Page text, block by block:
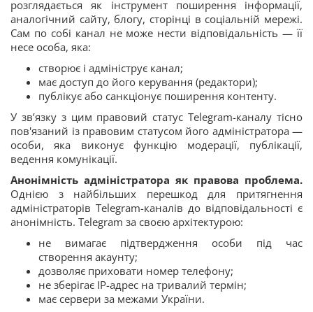
розглядається як інструмент поширення інформації,
аналогічний сайту, блогу, сторінці в соціальній мережі.
Сам по собі канал не може нести відповідальність — її
несе особа, яка:
створює і адмініструє канал;
має доступ до його керування (редактори);
публікує або санкціонує поширення контенту.
У зв’язку з цим правовий статус Telegram-каналу тісно
пов'язаний із правовим статусом його адміністратора —
особи, яка виконує функцію модерації, публікації,
ведення комунікації.
Анонімність адміністратора як правова проблема.
Однією з найбільших перешкод для притягнення
адміністраторів Telegram-каналів до відповідальності є
анонімність. Telegram за своєю архітектурою:
не вимагає підтвердження особи під час
створення акаунту;
дозволяє приховати номер телефону;
не зберігає IP-адрес на тривалий термін;
має сервери за межами України.